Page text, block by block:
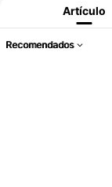
Artículo
Recomendados